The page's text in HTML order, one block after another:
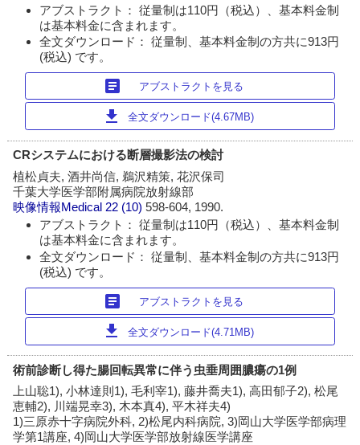
アブストラクト： 従量制は110円（税込）、基本料金制
は基本料金に含まれます。
全文ダウンロード： 従量制、基本料金制の方共に913円
(税込) です。
article アブストラクトを見る
download 全文ダウンロード(4.67MB)
CRシステムにおける断層撮影法の検討
植松貞夫, 酒井尚信, 鵜沢精策, 花沢保司
千葉大学医学部附属病院放射線部
映像情報Medical 22 (10)598-604, 1990.
アブストラクト： 従量制は110円（税込）、基本料金制
は基本料金に含まれます。
全文ダウンロード： 従量制、基本料金制の方共に913円
(税込) です。
article アブストラクトを見る
download 全文ダウンロード(4.71MB)
術前診断し得た腸回転異常に伴う虫垂周囲膿瘍の1例
上山聡1), 小林達則1), 毛利宰1), 藤井喬夫1), 高田郁子2), 松尾
恵輔2), 川端晃幸3), 木本真4), 平木祥夫4)
1)三原赤十字病院外科, 2)松尾内科病院, 3)岡山大学医学部病理
学第1講座, 4)岡山大学医学部放射線医学講座